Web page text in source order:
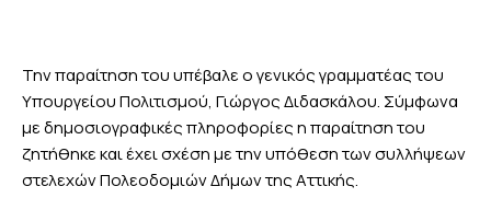
Την παραίτηση του υπέβαλε ο γενικός γραμματέας του
Υπουργείου Πολιτισμού, Γιώργος Διδασκάλου. Σύμφωνα
με δημοσιογραφικές πληροφορίες η παραίτηση του
ζητήθηκε και έχει σχέση με την υπόθεση των συλλήψεων
στελεχών Πολεοδομιών Δήμων της Αττικής.